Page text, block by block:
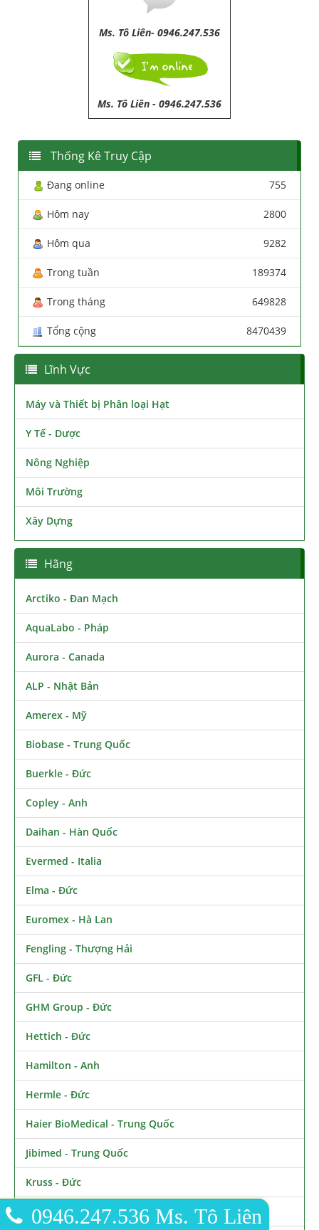
Ms. Tô Liên- 0946.247.536
Ms. Tô Liên - 0946.247.536
Thống Kê Truy Cập
Đang online 755
Hôm nay 2800
Hôm qua 9282
Trong tuần 189374
Trong tháng 649828
Tổng cộng 8470439
Lĩnh Vực
Máy và Thiết bị Phân loại Hạt
Y Tế - Dược
Nông Nghiệp
Môi Trường
Xây Dựng
Hãng
Arctiko - Đan Mạch
AquaLabo - Pháp
Aurora - Canada
ALP - Nhật Bản
Amerex - Mỹ
Biobase - Trung Quốc
Buerkle - Đức
Copley - Anh
Daihan - Hàn Quốc
Evermed - Italia
Elma - Đức
Euromex - Hà Lan
Fengling - Thượng Hải
GFL - Đức
GHM Group - Đức
Hettich - Đức
Hamilton - Anh
Hermle - Đức
Haier BioMedical - Trung Quốc
Jibimed - Trung Quốc
Kruss - Đức
KNF - Đức
0946.247.536 Ms. Tô Liên